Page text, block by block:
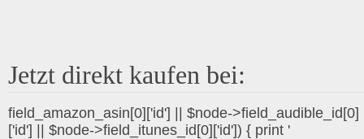
Jetzt direkt kaufen bei:
field_amazon_asin[0]['id'] || $node->field_audible_id[0]
['id'] || $node->field_itunes_id[0]['id']) { print '